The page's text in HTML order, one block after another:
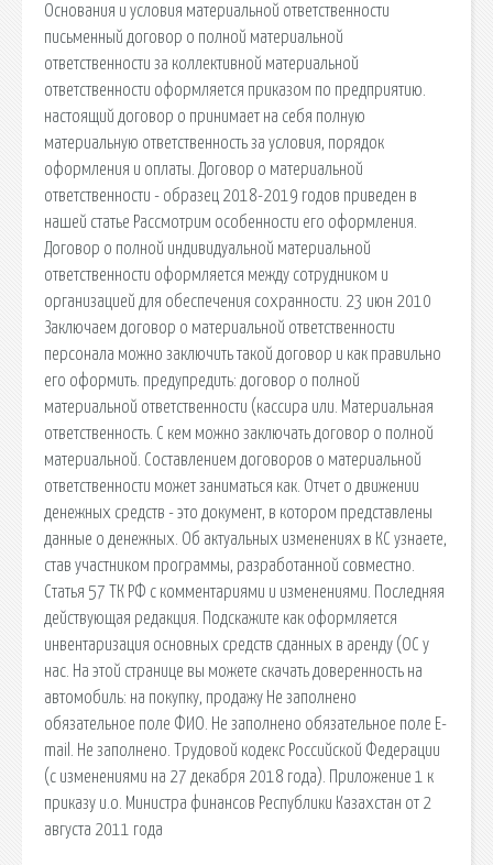
Основания и условия материальной ответственности
письменный договор о полной материальной
ответственности за коллективной материальной
ответственности оформляется приказом по предприятию.
настоящий договор о принимает на себя полную
материальную ответственность за условия, порядок
оформления и оплаты. Договор о материальной
ответственности - образец 2018-2019 годов приведен в
нашей статье Рассмотрим особенности его оформления.
Договор о полной индивидуальной материальной
ответственности оформляется между сотрудником и
организацией для обеспечения сохранности. 23 июн 2010
Заключаем договор о материальной ответственности
персонала можно заключить такой договор и как правильно
его оформить. предупредить: договор о полной
материальной ответственности (кассира или. Материальная
ответственность. С кем можно заключать договор о полной
материальной. Составлением договоров о материальной
ответственности может заниматься как. Отчет о движении
денежных средств - это документ, в котором представлены
данные о денежных. Об актуальных изменениях в КС узнаете,
став участником программы, разработанной совместно.
Статья 57 ТК РФ с комментариями и изменениями. Последняя
действующая редакция. Подскажите как оформляется
инвентаризация основных средств сданных в аренду (ОС у
нас. На этой странице вы можете скачать доверенность на
автомобиль: на покупку, продажу Не заполнено
обязательное поле ФИО. Не заполнено обязательное поле E-
mail. Не заполнено. Трудовой кодекс Российской Федерации
(с изменениями на 27 декабря 2018 года). Приложение 1 к
приказу и.о. Министра финансов Республики Казахстан от 2
августа 2011 года